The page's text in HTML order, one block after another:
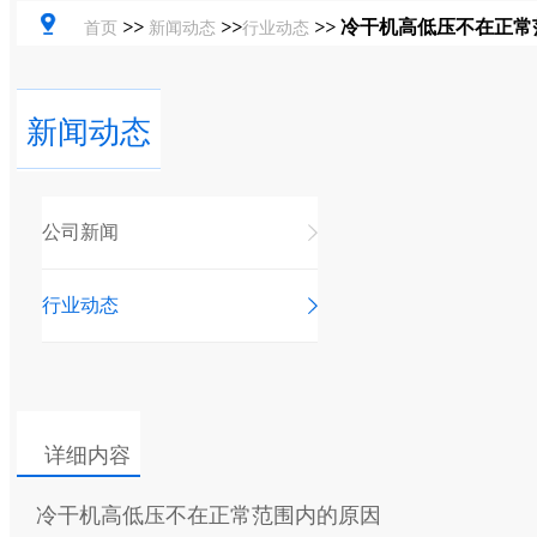
首页 >> 新闻动态 >>行业动态 >> 冷干机高低压不在正常
新闻动态
公司新闻
行业动态
详细内容
冷干机高低压不在正常范围内的原因